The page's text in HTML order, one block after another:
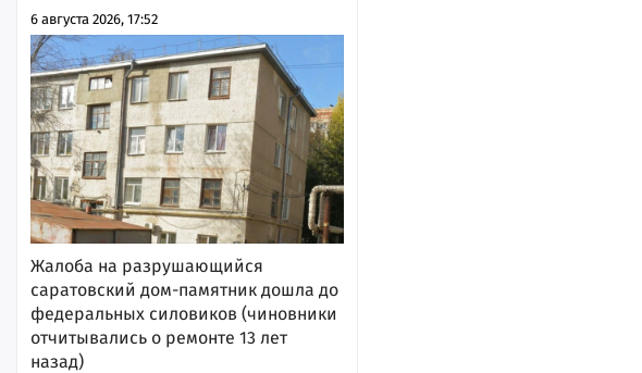
6 августа 2026, 17:52
Жалоба на разрушающийся
саратовский дом-памятник дошла до
федеральных силовиков (чиновники
отчитывались о ремонте 13 лет
назад)